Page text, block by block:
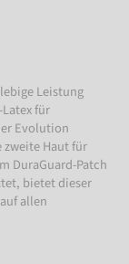
Leistung
für
Evolution
zweite Haut für
DuraGuard-Patch
bietet dieser
allen